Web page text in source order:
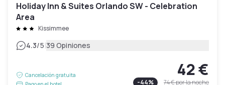
Holiday Inn & Suites Orlando SW - Celebration
Area
Kissimmee
4.3/5|39 Opiniones
Cancelación gratuita
42 €
-44% 74 €por la noche